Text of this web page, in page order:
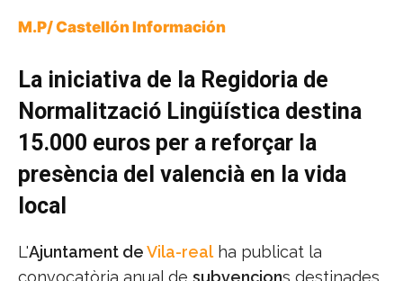
M.P/ Castellón Información
La iniciativa de la Regidoria de
Normalització Lingüística destina
15.000 euros per a reforçar la
presència del valencià en la vida
local
L'Ajuntament deVila-realha publicat la
convocatòria anual de subvencions destinades